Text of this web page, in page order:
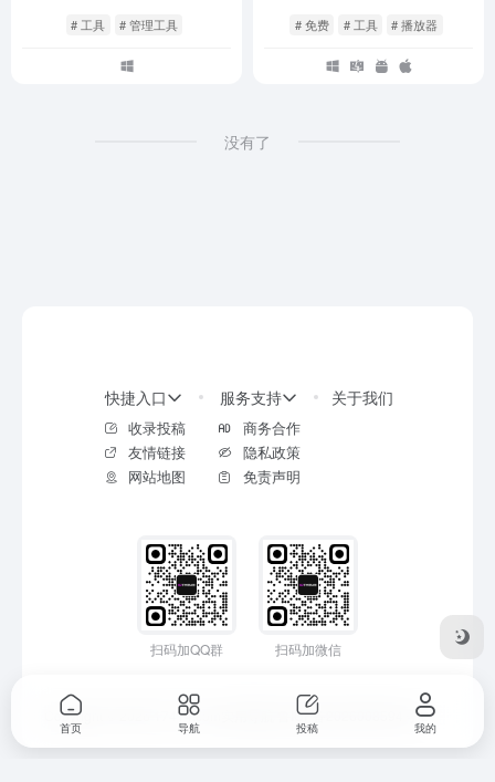
# 工具 # 管理工具 # 免费 # 工具 # 播放器
没有了
快捷入口
收录投稿
友情链接
网站地图
服务支持
商务合作
隐私政策
免责声明
关于我们
扫码加QQ群 扫码加微信
Copyright © 2026 17414.com实用导航 鲁ICP备2026008594号-2
首页 导航 投稿 我的